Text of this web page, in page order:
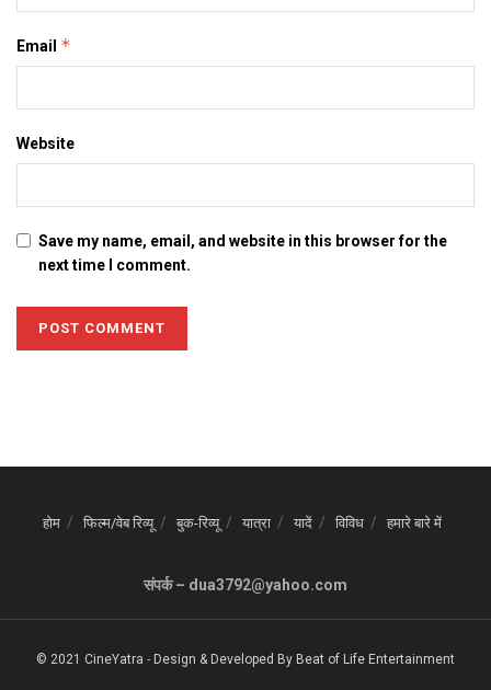
Email *
Website
Save my name, email, and website in this browser for the
next time I comment.
होम फिल्म/वेब रिव्यू बुक-रिव्यू यात्रा यादें विविध हमारे बारे में
संपर्क – dua3792@yahoo.com
© 2021 CineYatra - Design & Developed By Beat of Life Entertainment